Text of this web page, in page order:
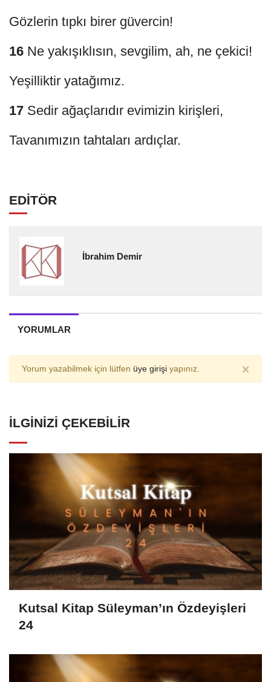
Gözlerin tıpkı birer güvercin!
16 Ne yakışıklısın, sevgilim, ah, ne çekici!
Yeşilliktir yatağımız.
17 Sedir ağaçlarıdır evimizin kirişleri,
Tavanımızın tahtaları ardıçlar.
EDİTÖR
İbrahim Demir
YORUMLAR
Yorum yazabilmek için lütfen üye girişi yapınız. ×
İLGINIZI ÇEKEBILIR
Kutsal Kitap Süleyman’ın Özdeyişleri
24